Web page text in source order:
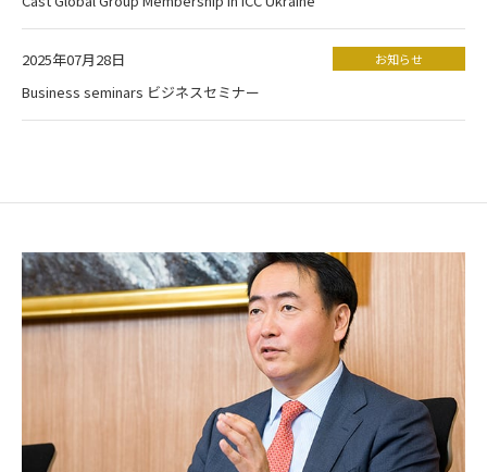
2025年07月28日 お知らせ
Business seminars ビジネスセミナー